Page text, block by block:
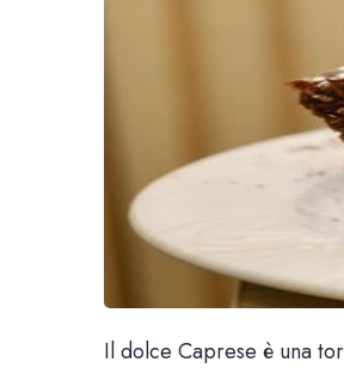
Il dolce Caprese è una